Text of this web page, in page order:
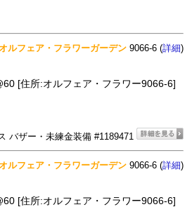
ルフェア・フラワーガーデン 9066-6 (詳細)
[住所:オルフェア・フラワー9066-6]
バザー・未練金装備 #1189471
ルフェア・フラワーガーデン 9066-6 (詳細)
[住所:オルフェア・フラワー9066-6]